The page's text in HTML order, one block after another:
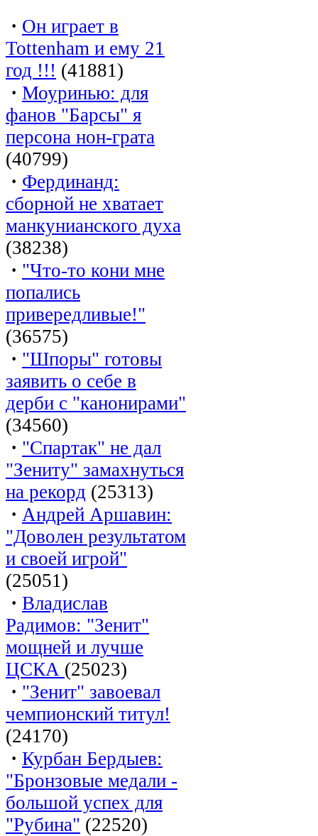
· Он играет в
Tottenham и ему 21
год !!! (41881)
· Моуринью: для
фанов "Барсы" я
персона нон-грата
(40799)
· Фердинанд:
сборной не хватает
манкунианского духа
(38238)
· "Что-то кони мне
попались
привередливые!"
(36575)
· "Шпоры" готовы
заявить о себе в
дерби с "канонирами"
(34560)
· "Спартак" не дал
"Зениту" замахнуться
на рекорд (25313)
· Андрей Аршавин:
"Доволен результатом
и своей игрой"
(25051)
· Владислав
Радимов: "Зенит"
мощней и лучше
ЦСКА (25023)
· "Зенит" завоевал
чемпионский титул!
(24170)
· Курбан Бердыев:
"Бронзовые медали -
большой успех для
"Рубина" (22520)